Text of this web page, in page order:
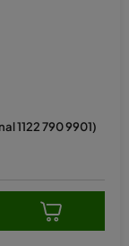
1122 790 9901)